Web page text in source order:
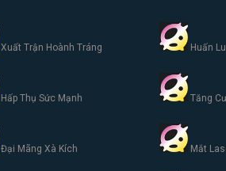
Xuất Trận Hoành Tráng Huấn
Hấp Thụ Sức Mạnh Tăng
Đại Mãng Xà Kích Mắt